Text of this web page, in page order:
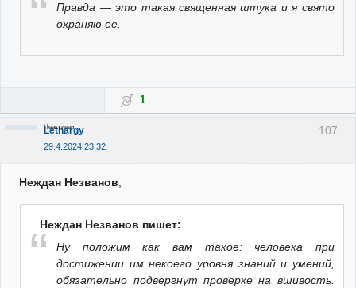
Правда — это такая священная штука и я свято
охраняю ее.
1
107
Lethargy
29.4.2024 23:32
Неактивен
Неждан Незванов
Неждан Незванов пишет:
Ну положим как вам такое: человека при
достижении им некоего уровня знаний и умений,
обязательно подвергнут проверке на вшивость.